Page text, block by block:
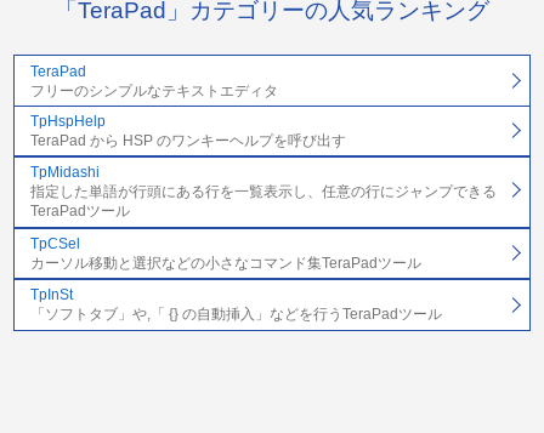
「TeraPad」カテゴリーの人気ランキング
TeraPad
フリーのシンプルなテキストエディタ
TpHspHelp
TeraPad から HSP のワンキーヘルプを呼び出す
TpMidashi
指定した単語が行頭にある行を一覧表示し、任意の行にジャンプできる
TeraPadツール
TpCSel
カーソル移動と選択などの小さなコマンド集TeraPadツール
TpInSt
「ソフトタブ」や,「 {} の自動挿入」などを行うTeraPadツール